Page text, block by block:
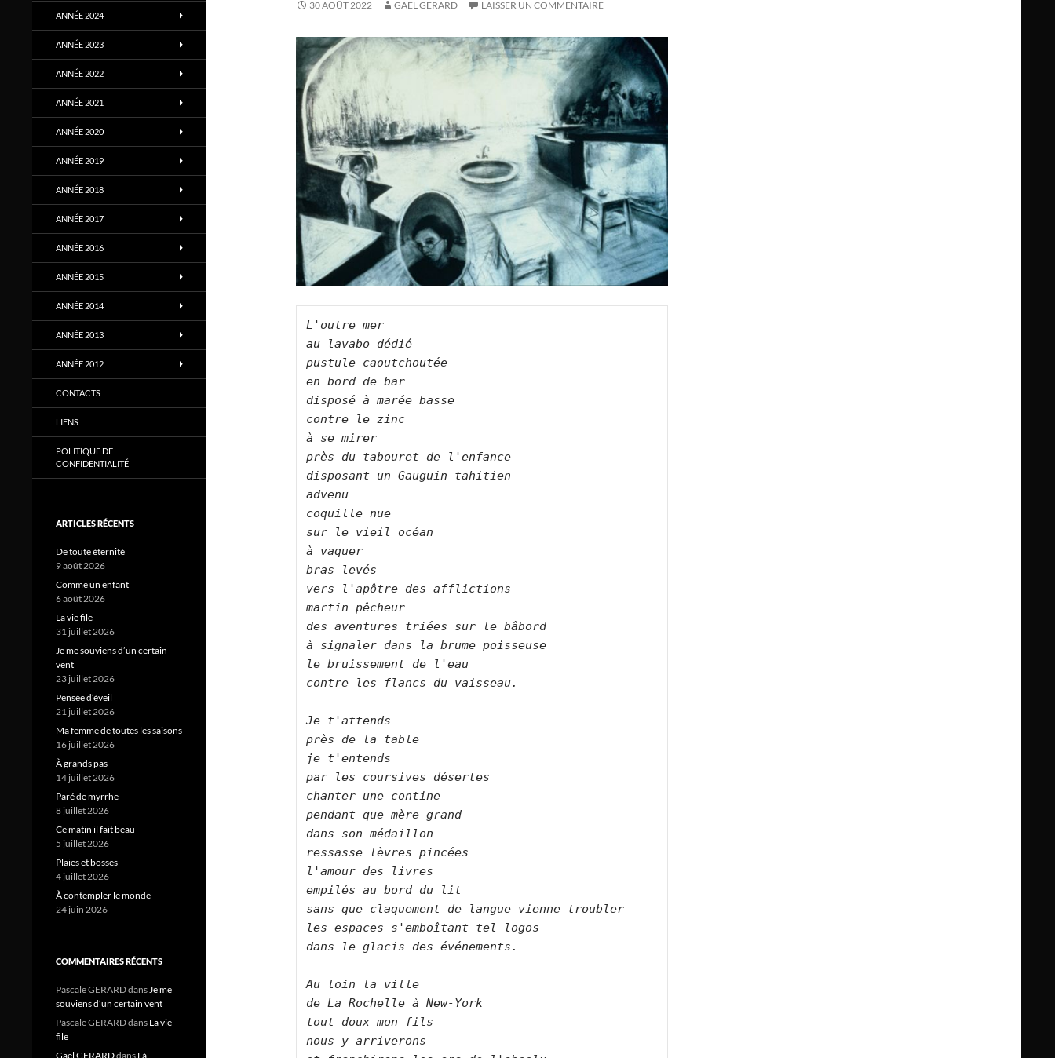
30 AOÛT 2022 GAEL GERARD LAISSER UN COMMENTAIRE
L'outre mer
au lavabo dédié
pustule caoutchoutée
en bord de bar
disposé à marée basse
contre le zinc
à se mirer
près du tabouret de l'enfance
disposant un Gauguin tahitien
advenu
coquille nue
sur le vieil océan
à vaquer
bras levés
vers l'apôtre des afflictions
martin pêcheur
des aventures triées sur le bâbord
à signaler dans la brume poisseuse
le bruissement de l'eau
contre les flancs du vaisseau.
Je t'attends
près de la table
je t'entends
par les coursives désertes
chanter une contine
pendant que mère-grand
dans son médaillon
ressasse lèvres pincées
l'amour des livres
empilés au bord du lit
sans que claquement de langue vienne troubler
les espaces s'emboîtant tel logos
dans le glacis des événements.
Au loin la ville
de La Rochelle à New-York
tout doux mon fils
nous y arriverons
ANNÉE 2024
ANNÉE 2023
ANNÉE 2022
ANNÉE 2021
ANNÉE 2020
ANNÉE 2019
ANNÉE 2018
ANNÉE 2017
ANNÉE 2016
ANNÉE 2015
ANNÉE 2014
ANNÉE 2013
ANNÉE 2012
CONTACTS
LIENS
POLITIQUE DE
CONFIDENTIALITÉ
ARTICLES RÉCENTS
De toute éternité
9 août 2026
Comme un enfant
6 août 2026
La vie file
31 juillet 2026
Je me souviens d’un certain
vent
23 juillet 2026
Pensée d’éveil
21 juillet 2026
Ma femme de toutes les saisons
16 juillet 2026
À grands pas
14 juillet 2026
Paré de myrrhe
8 juillet 2026
Ce matin il fait beau
5 juillet 2026
Plaies et bosses
4 juillet 2026
À contempler le monde
24 juin 2026
COMMENTAIRES RÉCENTS
Pascale GERARDdansJe me
souviens d’un certain vent
Pascale GERARDdans La vie
file
Gael GERARDdans Là